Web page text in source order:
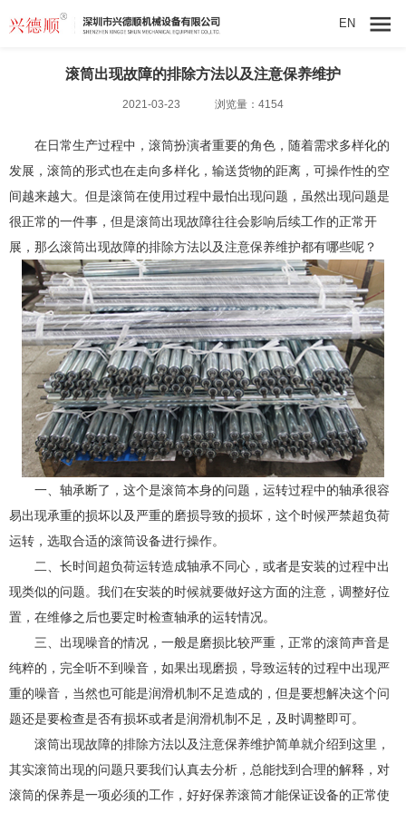
EN
滚筒出现故障的排除方法以及注意保养维护
2021-03-23 浏览量：4154
在日常生产过程中， 滚筒扮演者重要的角色，随着需求多样化的
发展，滚筒的形式也在走向多样化，输送货物的距离，可操作性的空
间越来越大。但是滚筒在使用过程中最怕出现问题，虽然出现问题是
很正常的一件事，但是滚筒出现故障往往会影响后续工作的正常开
展，那么滚筒出现故障的排除方法以及注意保养维护都有哪些呢？
一、轴承断了，这个是滚筒本身的问题，运转过程中的轴承很容
易出现承重的损坏以及严重的磨损导致的损坏，这个时候严禁超负荷
运转，选取合适的滚筒设备进行操作。
二、长时间超负荷运转造成轴承不同心，或者是安装的过程中出
现类似的问题。我们在安装的时候就要做好这方面的注意，调整好位
置，在维修之后也要定时检查轴承的运转情况。
三、出现噪音的情况，一般是磨损比较严重，正常的滚筒声音是
纯粹的，完全听不到噪音，如果出现磨损，导致运转的过程中出现严
重的噪音，当然也可能是润滑机制不足造成的，但是要想解决这个问
题还是要检查是否有损坏或者是润滑机制不足，及时调整即可。
滚筒出现故障的排除方法以及注意保养维护简单就介绍到这里，
其实滚筒出现的问题只要我们认真去分析，总能找到合理的解释，对
滚筒的保养是一项必须的工作，好好保养滚筒才能保证设备的正常使